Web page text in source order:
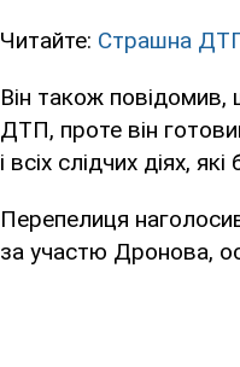
Читайте: Страшна ДТП
Він також повідомив,
ДТП, проте він
і всіх слідчих діях,
Перепелиця
за участю Дронова,